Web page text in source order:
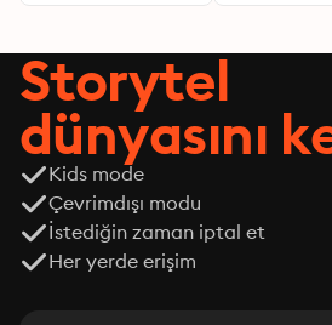
Storytel
dünyasını
Kids mode
Çevrimdışı modu
İstediğin zaman iptal et
Her yerde erişim